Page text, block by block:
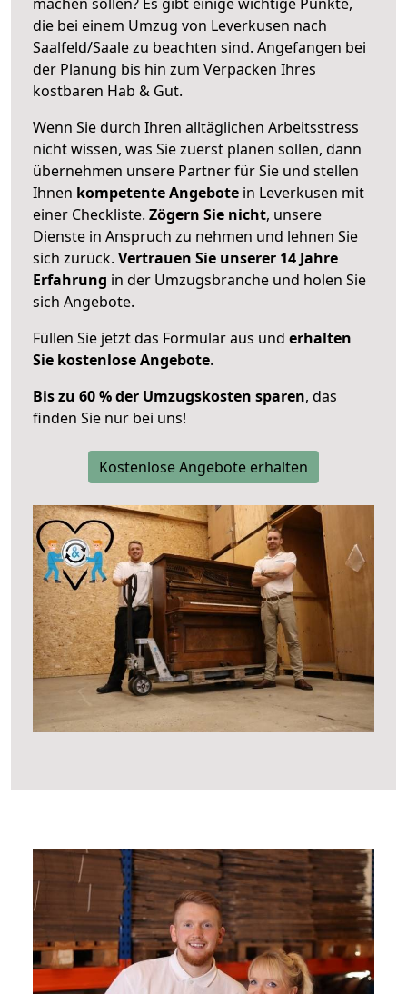
die bei einem Umzug von Leverkusen nach
Saalfeld/Saale zu beachten sind. Angefangen bei
der Planung bis hin zum Verpacken Ihres
kostbaren Hab & Gut.
Wenn Sie durch Ihren alltäglichen Arbeitsstress
nicht wissen, was Sie zuerst planen sollen, dann
übernehmen unsere Partner für Sie und stellen
Ihnen kompetente Angebote in Leverkusen mit
einer Checkliste. Zögern Sie nicht, unsere
Dienste in Anspruch zu nehmen und lehnen Sie
sich zurück. Vertrauen Sie unserer 14 Jahre
Erfahrung in der Umzugsbranche und holen Sie
sich Angebote.
Füllen Sie jetzt das Formular aus und erhalten
Sie kostenlose Angebote.
Bis zu 60 % der Umzugskosten sparen, das
finden Sie nur bei uns!
Kostenlose Angebote erhalten